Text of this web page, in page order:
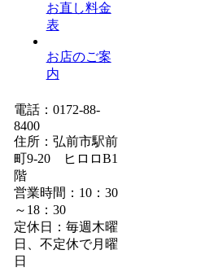
お直し料金
表
お店のご案
内
電話：0172-88-
8400
住所：弘前市駅前
町9-20 ヒロロB1
階
営業時間：10：30
～18：30
定休日：毎週木曜
日、不定休で月曜
日